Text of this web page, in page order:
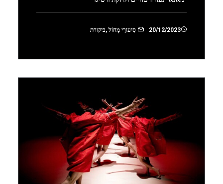
20/12/2023 סִיעוּרֵי מָחוֹל ,ביקורת